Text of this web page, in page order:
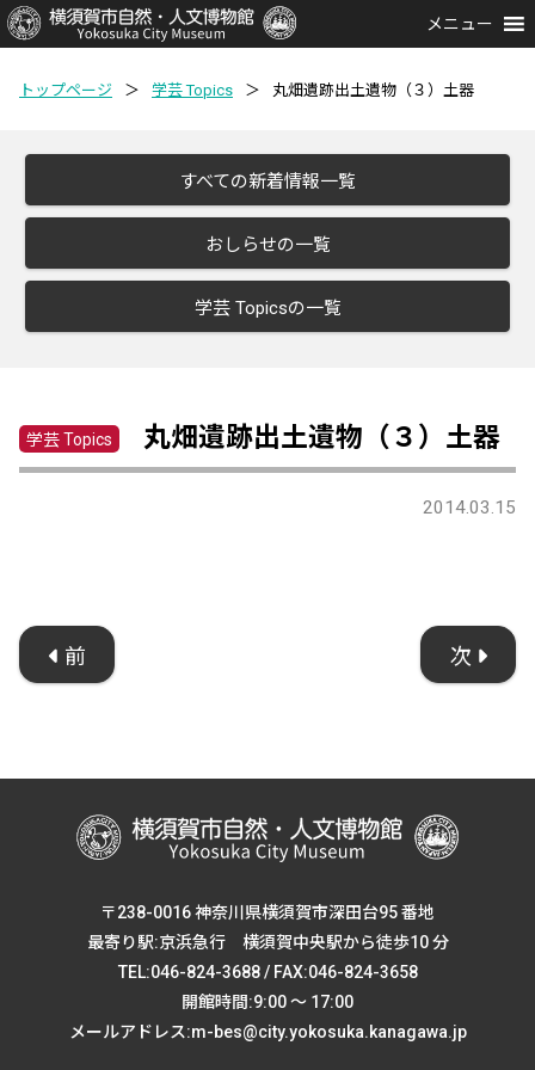
メニュー
トップページ ＞ 学芸 Topics ＞ 丸畑遺跡出土遺物（３）土器
すべての新着情報一覧
おしらせの一覧
学芸 Topicsの一覧
学芸 Topics 丸畑遺跡出土遺物（３）土器
2014.03.15
前 次
〒238-0016 神奈川県横須賀市深田台95 番地
最寄り駅:京浜急行 横須賀中央駅から徒歩10 分
TEL:046-824-3688 / FAX:046-824-3658
開館時間:9:00 ～ 17:00
メールアドレス:m-bes@city.yokosuka.kanagawa.jp